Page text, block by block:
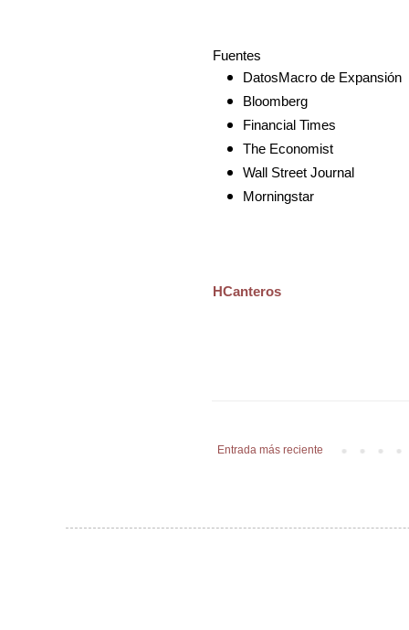
Fuentes
DatosMacro de Expansión
Bloomberg
Financial Times
The Economist
Wall Street Journal
Morningstar
HCanteros
Entrada más reciente